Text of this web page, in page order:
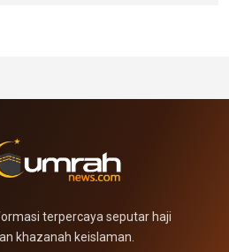
terpercaya seputar haji
khazanah keislaman.